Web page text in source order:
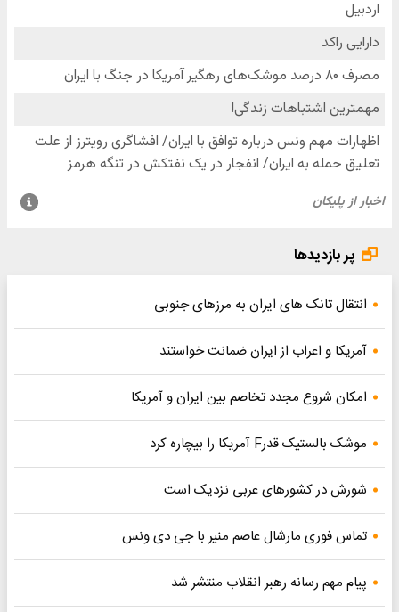
پر بازدیدها
انتقال تانک های ایران به مرزهای جنوبی
آمریکا و اعراب از ایران ضمانت خواستند
امکان شروع مجدد تخاصم‌ بین ایران و آمریکا
موشک بالستیک قدرF آمریکا را بیچاره کرد
شورش در کشورهای عربی نزدیک است
تماس فوری مارشال عاصم منیر با جی دی ونس
پیام مهم رسانه رهبر انقلاب منتشر شد